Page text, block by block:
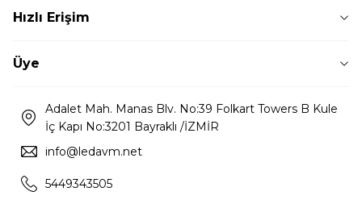
Hızlı Erişim
Üye
Adalet Mah. Manas Blv. No:39 Folkart Towers B Kule
İç Kapı No:3201 Bayraklı /İZMİR
info@ledavm.net
5449343505